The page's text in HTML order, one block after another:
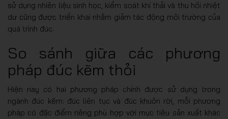
sử dụng nhiên liệu sinh học, kiểm soát khí thải và thu hồi nhiệt
dư cũng được triển khai nhằm giảm tác động môi trường của
quá trình đúc.
So sánh giữa các phương
pháp đúc kẽm thỏi
Hiện nay có hai phương pháp chính được sử dụng trong
ngành đúc kẽm: đúc liên tục và đúc khuôn rời, mỗi phương
pháp có đặc điểm riêng phù hợp với mục tiêu sản xuất khác